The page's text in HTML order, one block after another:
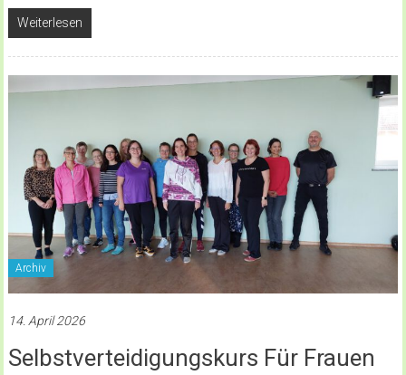
Weiterlesen
Archiv
14. April 2026
Selbstverteidigungskurs Für Frauen